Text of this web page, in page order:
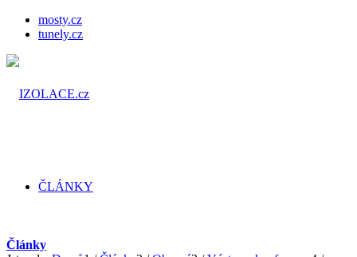
mosty.cz
tunely.cz
ČLÁNKY
Články